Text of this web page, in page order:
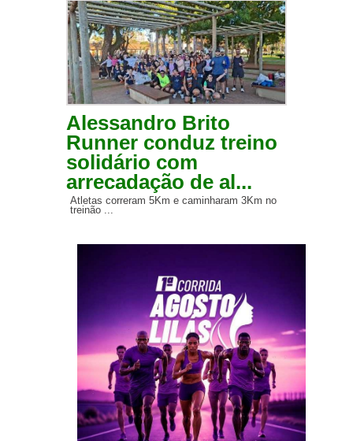
Alessandro Brito
Runner conduz treino
solidário com
arrecadação de al...
Atletas correram 5Km e caminharam 3Km no
treinão ...